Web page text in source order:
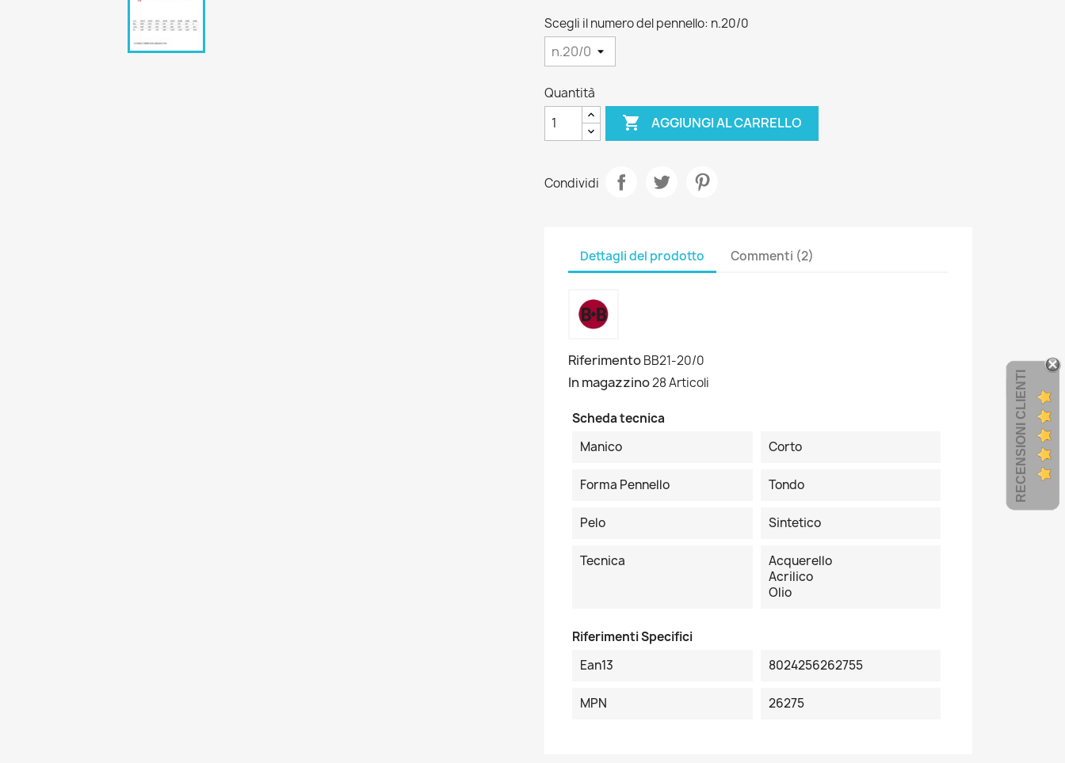
Scegli il numero del pennello: n.20/0
Quantità
 AGGIUNGI AL CARRELLO
Condividi
Dettagli del prodotto Commenti (2)
RiferimentoBB21-20/0
In magazzino28 Articoli
Scheda tecnica
Manico
Corto
Forma Pennello Tondo
Pelo Sintetico
Tecnica
Acquerello
Acrilico
Olio
Riferimenti Specifici
Ean13
8024256262755
MPN 26275
RECENSIONI CLIENTI